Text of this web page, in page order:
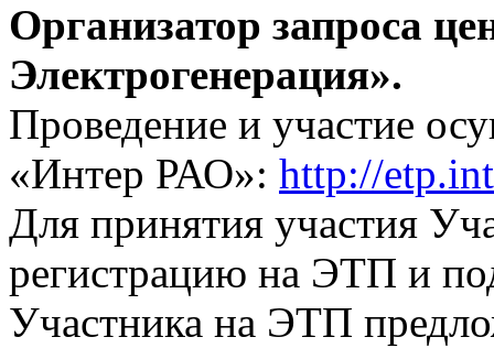
Организатор запроса
Электрогенерация».
Проведение и участие
«Интер РАО»: http://
Для принятия участия
регистрацию на ЭТП и
Участника на ЭТП